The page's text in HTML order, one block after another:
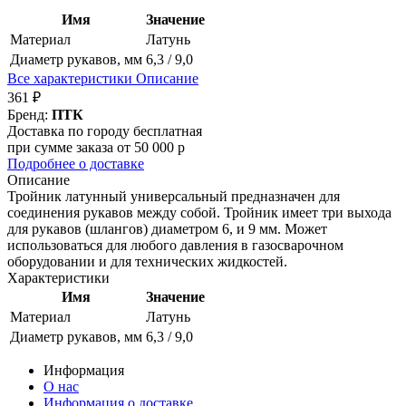
Имя
Значение
Материал
Латунь
Диаметр рукавов, мм 6,3 / 9,0
Все характеристики Описание
361 ₽
Бренд: ПТК
Доставка по городу бесплатная
при сумме заказа от 50 000 р
Подробнее о доставке
Описание
Тройник латунный универсальный предназначен для
соединения рукавов между собой. Тройник имеет три выхода
для рукавов (шлангов) диаметром 6, и 9 мм. Может
использоваться для любого давления в газосварочном
оборудовании и для технических жидкостей.
Характеристики
Имя
Значение
Материал
Латунь
Диаметр рукавов, мм 6,3 / 9,0
Информация
О нас